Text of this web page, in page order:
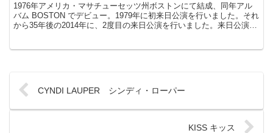
1976年アメリカ・マサチューセッツ州ボストンにて結成、同年アル
バム BOSTON でデビュー。1979年に初来日公演を行いました。それ
から35年後の2014年に、2度目の来日公演を行いました。来日公演記
CYNDI LAUPER シンディ・ローパー
KISS キッス